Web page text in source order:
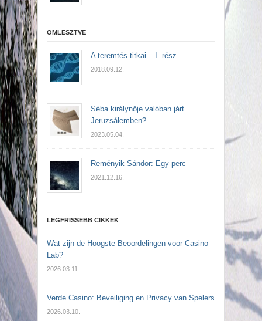
ÖMLESZTVE
A teremtés titkai – I. rész
2018.09.12.
Séba királynője valóban járt
Jeruzsálemben?
2023.05.04.
Reményik Sándor: Egy perc
2021.12.16.
LEGFRISSEBB CIKKEK
Wat zijn de Hoogste Beoordelingen voor Casino
Lab?
2026.03.11.
Verde Casino: Beveiliging en Privacy van Spelers
2026.03.10.